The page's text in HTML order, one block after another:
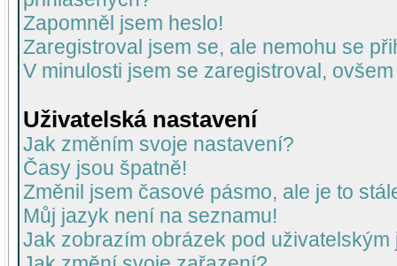
Zapomněl jsem heslo!
Zaregistroval jsem se, ale nemohu se
V minulosti jsem se zaregistroval,
Uživatelská nastavení
Jak změním svoje nastavení?
Časy jsou špatně!
Změnil jsem časové pásmo, ale je to
Můj jazyk není na seznamu!
Jak zobrazím obrázek pod uživatelským